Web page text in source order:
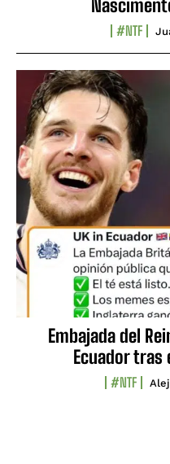
#NTF
Embajada del
Ecuador tras
#NTF